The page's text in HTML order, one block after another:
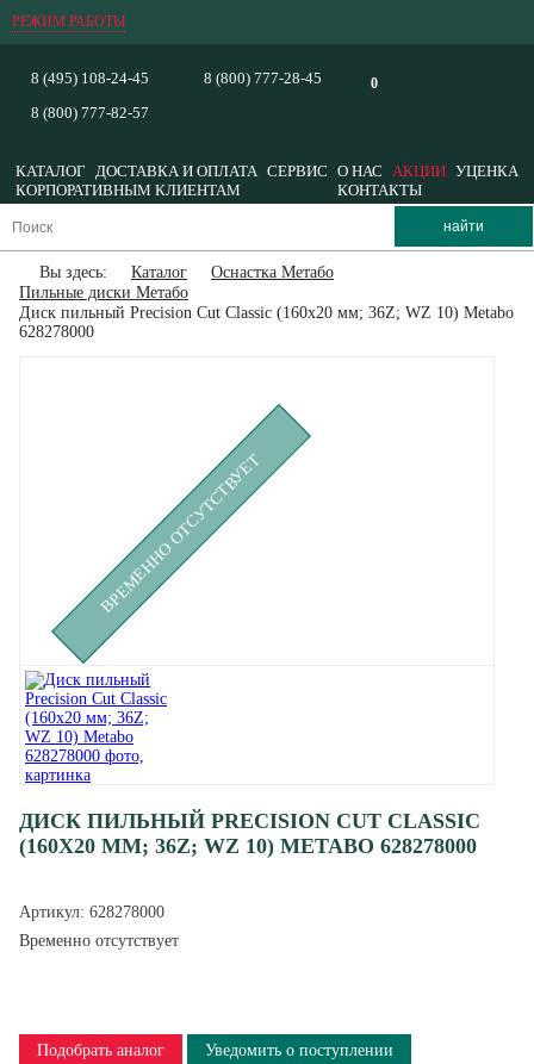
РЕЖИМ РАБОТЫ
0
8 (495) 108-24-45
8 (800) 777-82-57
8 (800) 777-28-45
КАТАЛОГ ДОСТАВКА И ОПЛАТА СЕРВИС О НАС АКЦИИ УЦЕНКА
КОРПОРАТИВНЫМ КЛИЕНТАМ
КОНТАКТЫ
Вы здесь: Каталог
Оснастка Метабо
Пильные диски Метабо
Диск пильный Precision Cut Classic (160x20 мм; 36Z; WZ 10) Metabo
628278000
ВРЕМЕННО ОТСУТСТВУЕТ
ДИСК ПИЛЬНЫЙ PRECISION CUT CLASSIC
(160X20 ММ; 36Z; WZ 10) METABO 628278000
Артикул: 628278000
Временно отсутствует
Подобрать аналог
Уведомить о поступлении